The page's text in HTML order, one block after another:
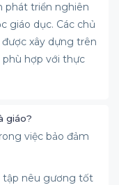
phát triển nghiên
giáo dục. Các chủ
xây dựng trên
phù hợp với thực
giáo?
việc bảo đảm
tập nêu gương tốt